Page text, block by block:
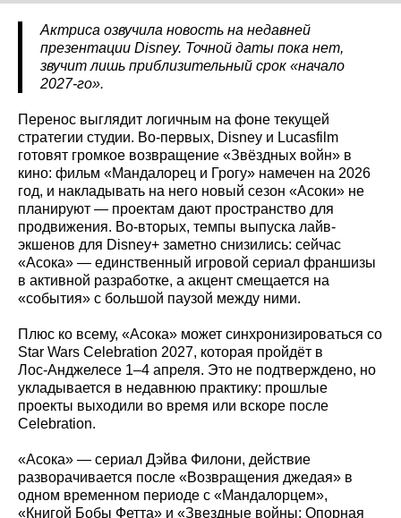
Актриса озвучила новость на недавней
презентации Disney. Точной даты пока нет,
звучит лишь приблизительный срок «начало
2027-го».
Перенос выглядит логичным на фоне текущей
стратегии студии. Во‑первых, Disney и Lucasfilm
готовят громкое возвращение «Звёздных войн» в
кино: фильм «Мандалорец и Грогу» намечен на 2026
год, и накладывать на него новый сезон «Асоки» не
планируют — проектам дают пространство для
продвижения. Во‑вторых, темпы выпуска лайв-
экшенов для Disney+ заметно снизились: сейчас
«Асока» — единственный игровой сериал франшизы
в активной разработке, а акцент смещается на
«события» с большой паузой между ними.
Плюс ко всему, «Асока» может синхронизироваться со
Star Wars Celebration 2027, которая пройдёт в
Лос‑Анджелесе 1–4 апреля. Это не подтверждено, но
укладывается в недавнюю практику: прошлые
проекты выходили во время или вскоре после
Celebration.
«Асока» — сериал Дэйва Филони, действие
разворачивается после «Возвращения джедая» в
одном временном периоде с «Мандалорцем»,
«Книгой Бобы Фетта» и «Звездные войны: Опорная